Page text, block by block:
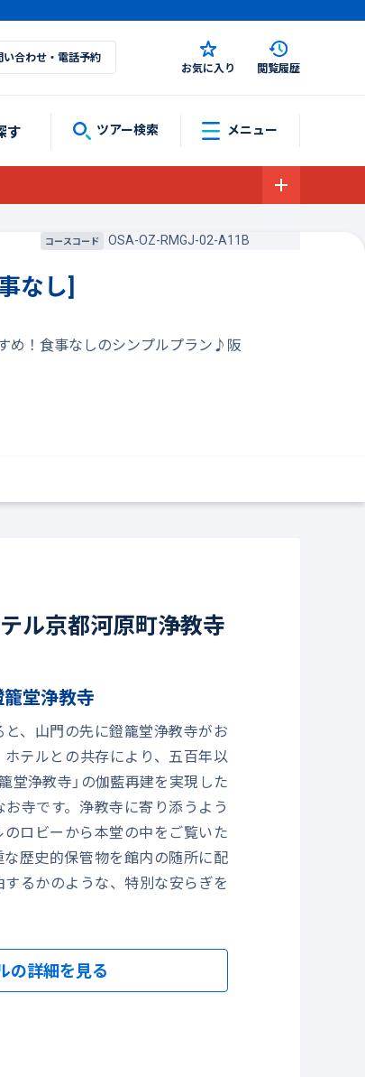
い合わせ・電話予約
お気に入り 閲覧履歴
す ツアー検索 メニュー
コースコード
OSA-OZ-RMGJ-02-A11B
なし]
め！食事なしのシンプルプラン♪阪
ル京都河原町浄教寺
堂浄教寺
、山門の先に鐙籠堂浄教寺がお
テルとの共存により、五百年以
堂浄教寺」の伽藍再建を実現した
寺です。浄教寺に寄り添うよう
ロビーから本堂の中をご覧いた
歴史的保管物を館内の随所に配
るかのような、特別な安らぎを
の詳細を見る